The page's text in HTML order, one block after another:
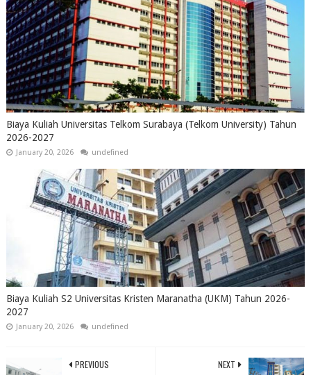
Biaya Kuliah Universitas Telkom Surabaya (Telkom University) Tahun
2026-2027
January 20, 2026 undefined
Biaya Kuliah S2 Universitas Kristen Maranatha (UKM) Tahun 2026-
2027
January 20, 2026 undefined
NEXT
PREVIOUS